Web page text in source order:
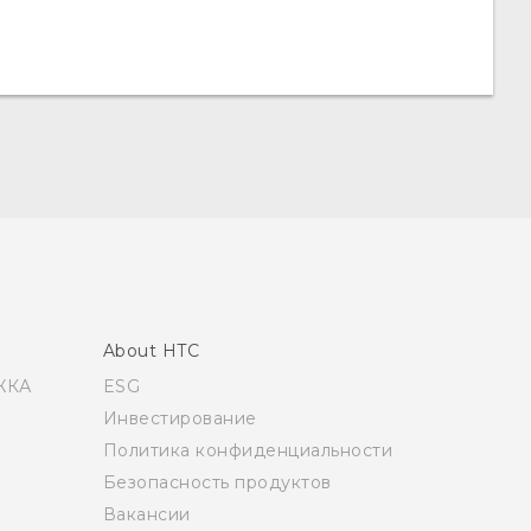
About HTC
ESG
Инвестирование
Политика конфиденциальности
Безопасность продуктов
Вакансии